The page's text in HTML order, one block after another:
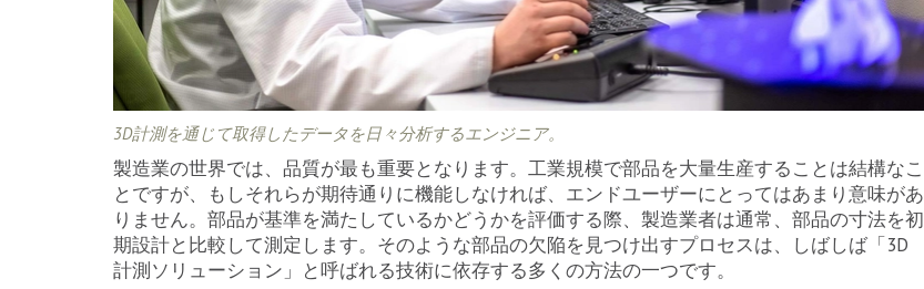
3D計測を通じて取得したデータを日々分析するエンジニア。
製造業の世界では、品質が最も重要となります。工業規模で部品を大量生産することは結構なこ
とですが、もしそれらが期待通りに機能しなければ、エンドユーザーにとってはあまり意味があ
りません。部品が基準を満たしているかどうかを評価する際、製造業者は通常、部品の寸法を初
期設計と比較して測定します。そのような部品の欠陥を見つけ出すプロセスは、しばしば「3D
計測ソリューション」と呼ばれる技術に依存する多くの方法の一つです。